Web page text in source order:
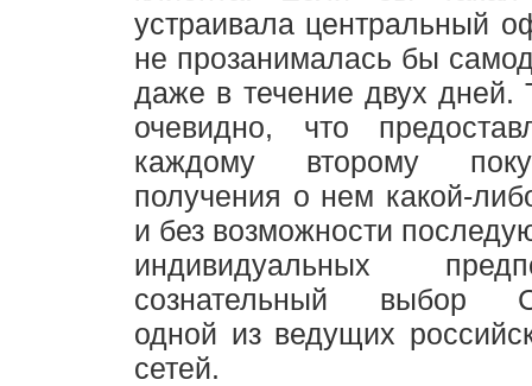
устраивала центральный
не прозанималась бы
даже в течение двух
очевидно, что
каждому второму
получения о нем какой-
и без возможности
индивидуальных
сознательный выбор
одной из ведущих
сетей.